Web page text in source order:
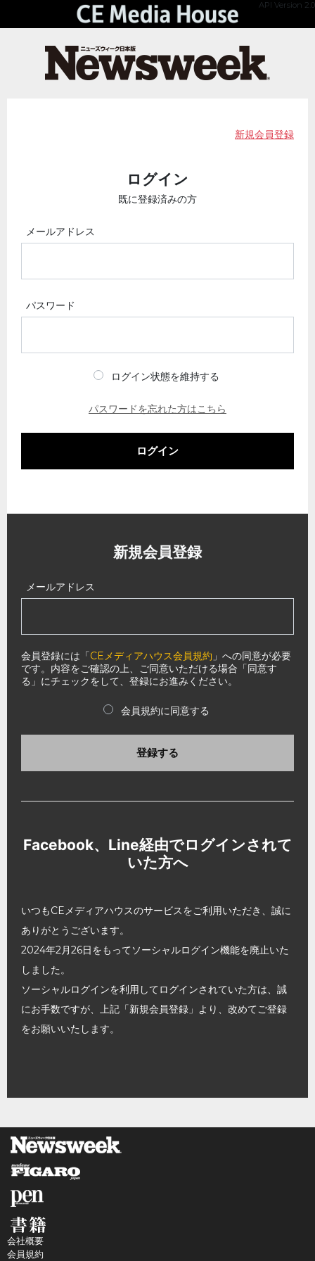
API Version 2.0
新規会員登録
ログイン
既に登録済みの方
メールアドレス
パスワード
ログイン状態を維持する
パスワードを忘れた方はこちら
ログイン
新規会員登録
メールアドレス
会員登録には「CEメディアハウス会員規約 」への同意が必要
です。内容をご確認の上、ご同意いただける場合「同意す
る」にチェックをして、登録にお進みください。
会員規約に同意する
登録する
Facebook、Line経由でログインされて
いた方へ
いつもCEメディアハウスのサービスをご利用いただき、誠に
ありがとうございます。
2024年2月26日をもってソーシャルログイン機能を廃止いた
しました。
ソーシャルログインを利用してログインされていた方は、誠
にお手数ですが、上記「新規会員登録」より、改めてご登録
をお願いいたします。
会社概要
会員規約